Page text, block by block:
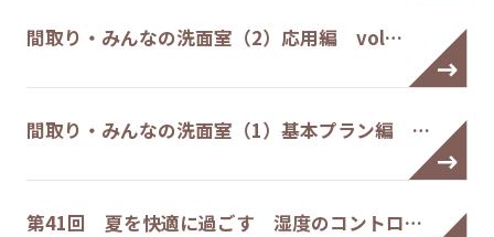
間取り・みんなの洗面室（2）応用編 vol…
間取り・みんなの洗面室（1）基本プラン編 …
第41回 夏を快適に過ごす 湿度のコントロ…